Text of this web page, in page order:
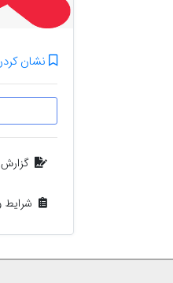
نشان
شرایط